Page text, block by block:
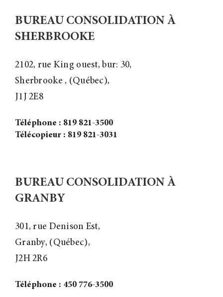
BUREAU CONSOLIDATION À
SHERBROOKE
2102, rue King ouest, bur: 30,
Sherbrooke , (Québec),
J1J 2E8
Téléphone : 819 821-3500
Télécopieur : 819 821-3031
BUREAU CONSOLIDATION À
GRANBY
301, rue Denison Est,
Granby, (Québec),
J2H 2R6
Téléphone : 450 776-3500